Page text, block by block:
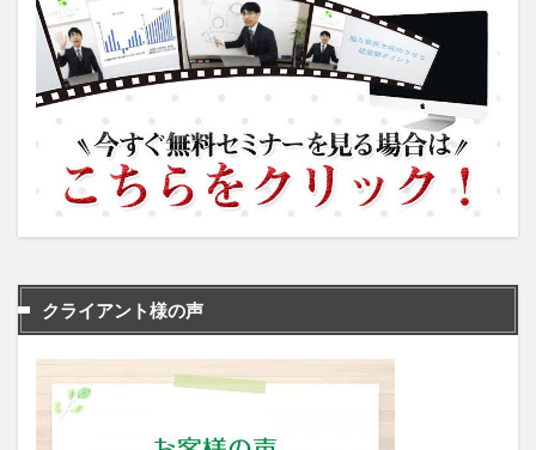
クライアント様の声